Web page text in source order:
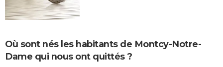
Où sont nés les habitants de Montcy-Notre-
Dame qui nous ont quittés ?